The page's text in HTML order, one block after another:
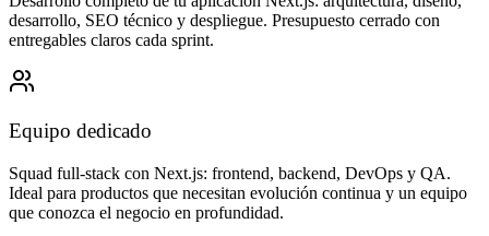
desarrollo, SEO técnico y despliegue. Presupuesto cerrado con
entregables claros cada sprint.
Equipo dedicado
Squad full-stack con Next.js: frontend, backend, DevOps y QA.
Ideal para productos que necesitan evolución continua y un equipo
que conozca el negocio en profundidad.